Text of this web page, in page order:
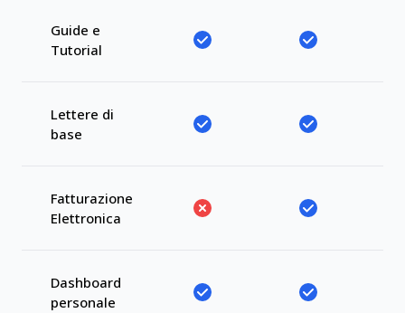
Guide e
Tutorial
Lettere di
base
Fatturazione
Elettronica
Dashboard
personale